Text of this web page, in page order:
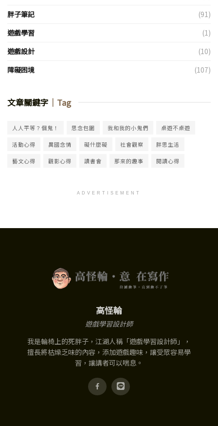
胖子筆記
(91)
遊戲學習
(1)
遊戲設計
(10)
障礙困境
(107)
文章關鍵字 ｜Tag
人人平等？個鬼！ 思念包圍 我和我的小鬼們 桌遊不桌遊
活動心得 異國念情 礙什麼礙 社會觀察 胖思生活
藝文心得 觀影心得 讀書會 那來的趣事 閱讀心得
ADVERTISEMENT
高怪輪
遊戲學習設計師
我是輪椅上的死胖子，江湖人稱「遊戲學習設計師」，
擅長將枯燥乏味的內容，添加遊戲趣味，讓受眾容易學
習，讓講者可以喘息。